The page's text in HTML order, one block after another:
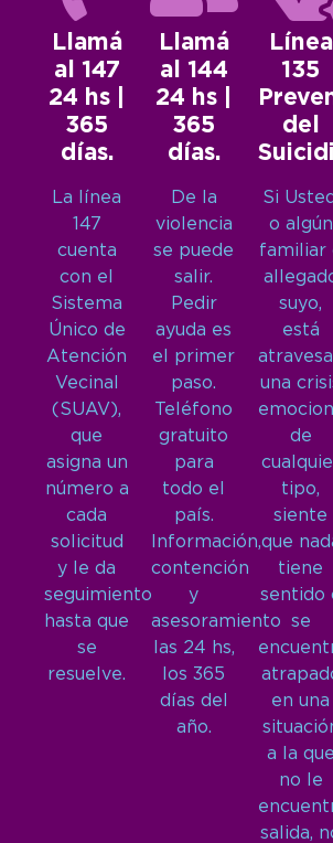
Llamá
al 147
24 hs |
365
días.
La línea
147
cuenta
con el
Sistema
Único de
Atención
Vecinal
(SUAV),
que
asigna un
número a
cada
solicitud
y le da
seguimiento
hasta que
se
resuelve.
Llamá
al 144
24 hs |
365
días.
De la
violencia
se puede
salir.
Pedir
ayuda es
el primer
paso.
Teléfono
gratuito
para
todo el
país.
Información,
contención
y
asesoramiento
las 24 hs,
los 365
días del
año.
Línea
135
del
Si
o algún
familiar
suyo,
está
una
de
tipo,
siente
que
tiene
sentido
se
en una
a la que
no le
salida,